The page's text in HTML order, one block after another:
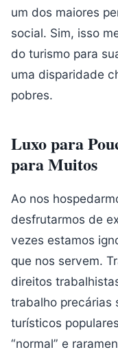
um dos maiores
social. Sim, isso
do turismo para
uma disparidade
pobres.
Luxo para
para Muitos
Ao nos
desfrutarmos de
vezes estamos
que nos servem.
direitos
trabalho precárias
turísticos
“normal” e